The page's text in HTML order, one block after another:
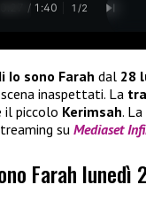
0:28 / 1:40 1 /2
Io sono Farah dal 28
inaspettati. La
il piccolo Kerimsah.
su Mediaset
Farah lunedì